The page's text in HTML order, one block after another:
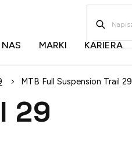
NAS MARKI KARIERA
MTB Full Suspension Trail 29
29